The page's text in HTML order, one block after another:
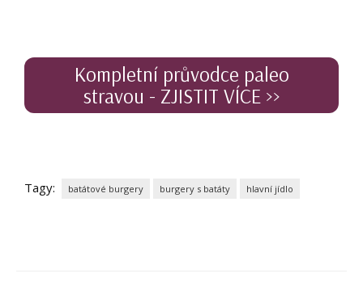
Kompletní průvodce paleo
stravou - ZJISTIT VÍCE >>
Tagy: batátové burgery burgery s batáty hlavní jídlo